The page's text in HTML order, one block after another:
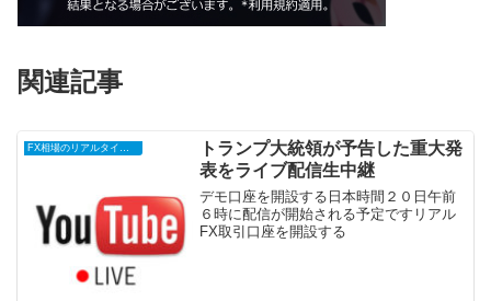
関連記事
トランプ大統領が予告した重大発
表をライブ配信生中継
デモ口座を開設する日本時間２０日午前
６時に配信が開始される予定ですリアル
FX取引口座を開設する